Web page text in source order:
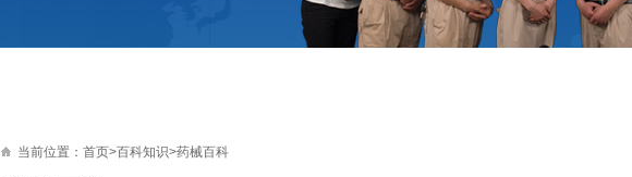
当前位置： 首页>百科知识>药械百科